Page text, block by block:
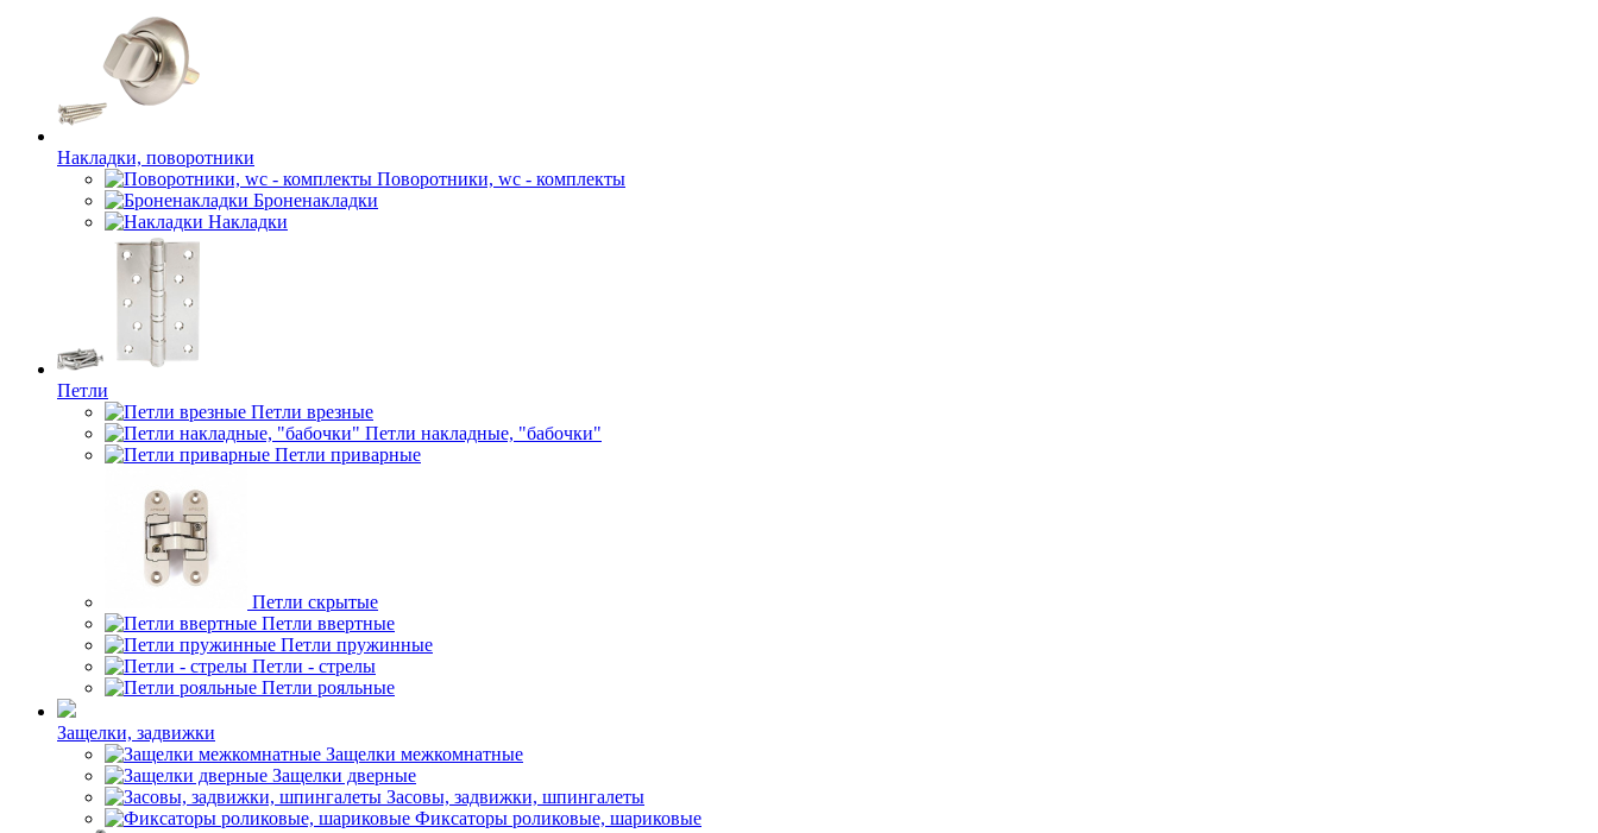
Накладки, поворотники
Поворотники, wc - комплекты
Броненакладки
Накладки
Петли
Петли врезные
Петли накладные, "бабочки"
Петли приварные
Петли скрытые
Петли ввертные
Петли пружинные
Петли - стрелы
Петли рояльные
Защелки, задвижки
Защелки межкомнатные
Защелки дверные
Засовы, задвижки, шпингалеты
Фиксаторы роликовые, шариковые